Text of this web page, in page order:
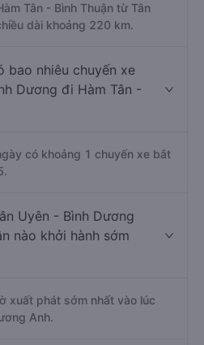
Tân - Bình Thuận từ Tân
dài khoảng 220 km.
bao nhiêu chuyến xe
Dương đi Hàm Tân -
có khoảng 1 chuyến xe bắt
Uyên - Bình Dương
nào khởi hành sớm
xuất phát sớm nhất vào lúc
Anh.